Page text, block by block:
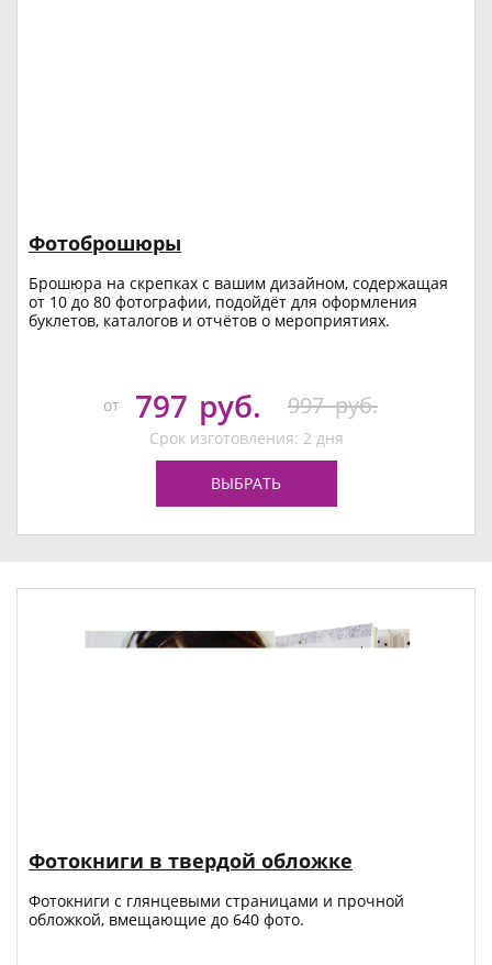
Фотоброшюры
Брошюра на скрепках с вашим дизайном, содержащая
от 10 до 80 фотографии, подойдёт для оформления
буклетов, каталогов и отчётов о мероприятиях.
от 797 руб. 997 руб.
Срок изготовления: 2 дня
ВЫБРАТЬ
Фотокниги в твердой обложке
Фотокниги с глянцевыми страницами и прочной
обложкой, вмещающие до 640 фото.